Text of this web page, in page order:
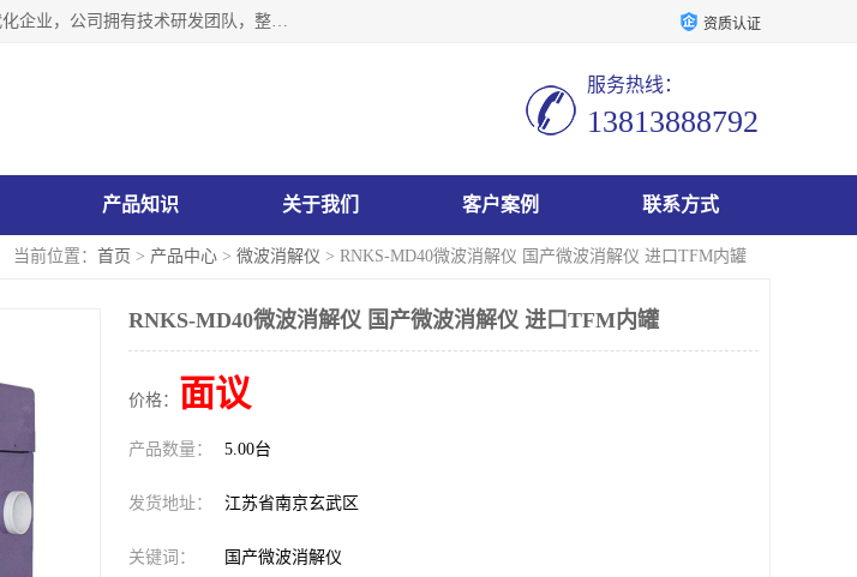
南京瑞尼克科技开发有限公司位于六朝古都南京，是一家集生产，研发，销售为一体的现代化企业，公司拥有技术研发团队，整洁明亮的厂房及的技术仪器设备，技术力量雄厚。公司长久以来一直坚持以生产研发国内完mei的痕量分析器皿为目标，客户满意的实验需求是我们永远的追求。长久以来与客户建立了良好的合作关系，在同行业中建立了自己的信誉与品牌。公司将一如既往的奋进不息，为客户带来为舒心的服务！ 资质认证
服务热线：
13813888792
产品知识 关于我们 客户案例 联系方式
当前位置： 首页 > 产品中心 > 微波消解仪 > RNKS-MD40微波消解仪 国产微波消解仪 进口TFM内罐
RNKS-MD40微波消解仪 国产微波消解仪 进口TFM内罐
价格： 面议
产品数量： 5.00台
发货地址： 江苏省南京玄武区
关键词： 国产微波消解仪